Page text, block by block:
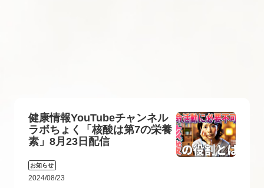
健康情報YouTubeチャンネル
ラボちょく「核酸は第7の栄養
素」8月23日配信
お知らせ
2024/08/23